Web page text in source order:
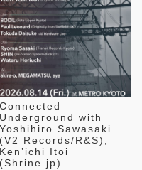
Connected
Underground with
Yoshihiro Sawasaki
(V2 Records/R&S),
Ken’ichi Itoi
(Shrine.jp)